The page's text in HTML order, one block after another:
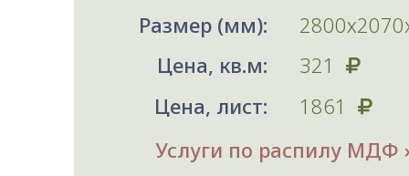
Размер (мм):
Цена, кв.м:
321
Цена, лист:
1861
Услуги по распилу МДФ